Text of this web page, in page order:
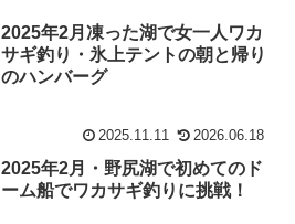
2025年2月凍った湖で女一人ワカ
サギ釣り・氷上テントの朝と帰り
のハンバーグ
2025.11.11 2026.06.18
2025年2月・野尻湖で初めてのド
ーム船でワカサギ釣りに挑戦！